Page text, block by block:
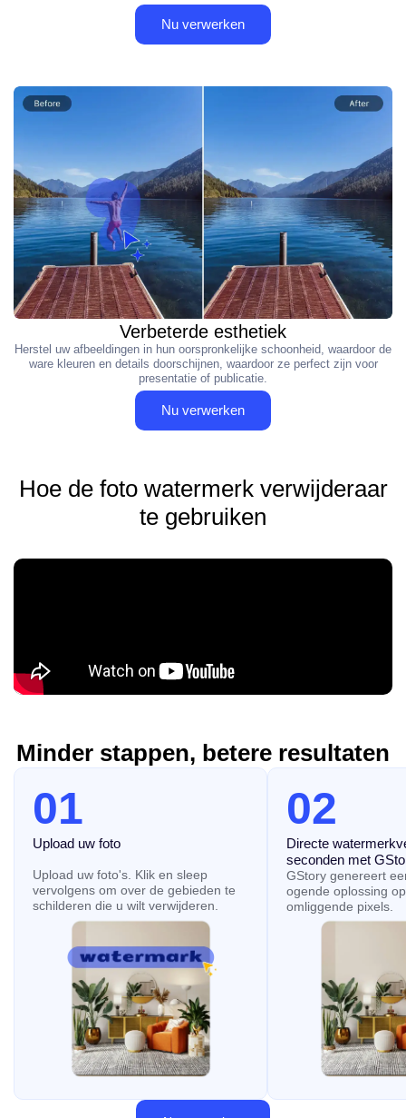
Nu verwerken
Verbeterde esthetiek
Herstel uw afbeeldingen in hun oorspronkelijke schoonheid, waardoor de
ware kleuren en details doorschijnen, waardoor ze perfect zijn voor
presentatie of publicatie.
Nu verwerken
Hoe de foto watermerk verwijderaar
te gebruiken
Minder stappen, betere resultaten
01
Upload uw foto
Upload uw foto's. Klik en sleep
vervolgens om over de gebieden te
schilderen die u wilt verwijderen.
02
Directe
seconden met
GStory genereert
ogende oplossing
omliggende pixels.